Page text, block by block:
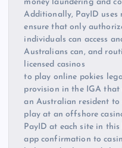
money laundering and
Additionally, PayID
ensure that only
individuals can access
Australians can, and
licensed casinos
to play online pokies
provision in the IGA
an Australian resident to
play at an offshore
PayID at each site in
app confirmation to